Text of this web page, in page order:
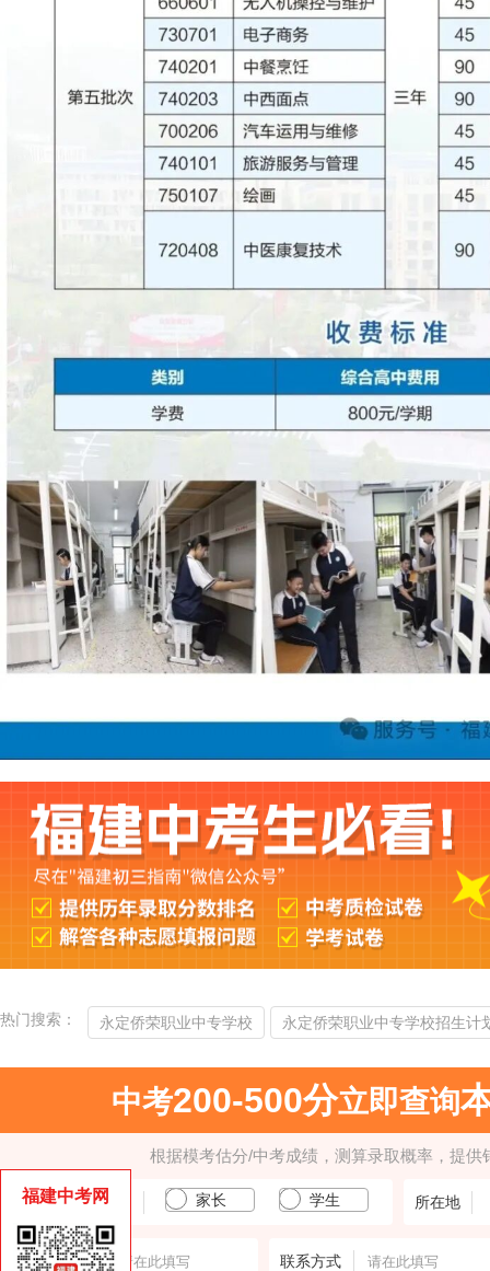
热门搜索： 永定侨荣职业中专学校 永定侨荣职业中专学校招生计
中考200-500分立即查询
根据模考估分/中考成绩，测算录取概率，提供
填报人身份 家长 学生 所在地
输入姓名 联系方式
福建中考网